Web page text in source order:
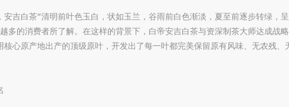
安吉白茶“清明前叶色玉白，状如玉兰，谷雨前白色渐淡，夏至前逐步转绿，
多的消费者所了解。在这样的背景下，白帝安吉白茶与资深制茶大师达成战
心原产地出产的顶级原叶，开发出了每一叶都完美保留原有风味、无农残